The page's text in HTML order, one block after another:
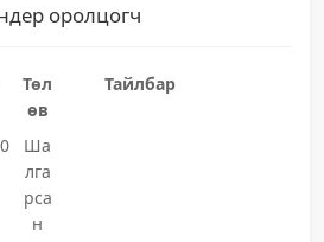
оролцогч
Төл
өв
Тайлбар
Ша
лга
рса
н